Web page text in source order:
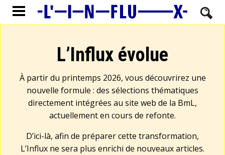
L’Influx évolue
À partir du printemps 2026, vous découvrirez une
nouvelle formule : des sélections thématiques
directement intégrées au site web de la BmL,
actuellement en cours de refonte.
D’ici-là, afin de préparer cette transformation,
L’Influx ne sera plus enrichi de nouveaux articles.